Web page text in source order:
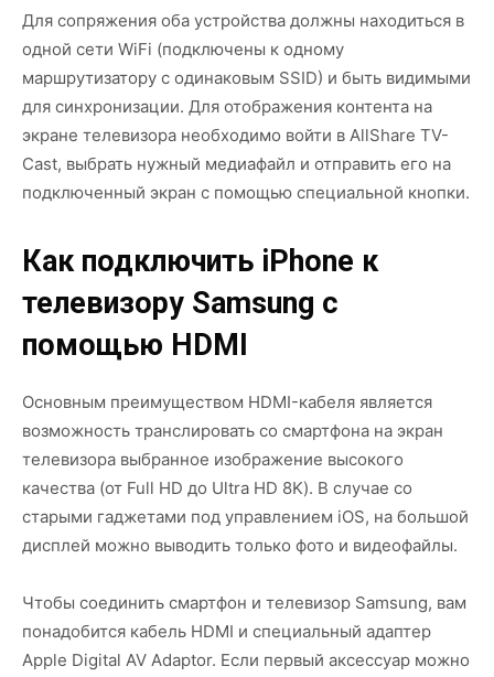
Для сопряжения оба устройства должны находиться в
одной сети WiFi (подключены к одному
маршрутизатору с одинаковым SSID) и быть видимыми
для синхронизации. Для отображения контента на
экране телевизора необходимо войти в AllShare TV-
Cast, выбрать нужный медиафайл и отправить его на
подключенный экран с помощью специальной кнопки.
Как подключить iPhone к
телевизору Samsung с
помощью HDMI
Основным преимуществом HDMI-кабеля является
возможность транслировать со смартфона на экран
телевизора выбранное изображение высокого
качества (от Full HD до Ultra HD 8K). В случае со
старыми гаджетами под управлением iOS, на большой
дисплей можно выводить только фото и видеофайлы.
Чтобы соединить смартфон и телевизор Samsung, вам
понадобится кабель HDMI и специальный адаптер
Apple Digital AV Adaptor. Если первый аксессуар можно